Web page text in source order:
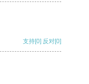
支持[0] 反对[0]